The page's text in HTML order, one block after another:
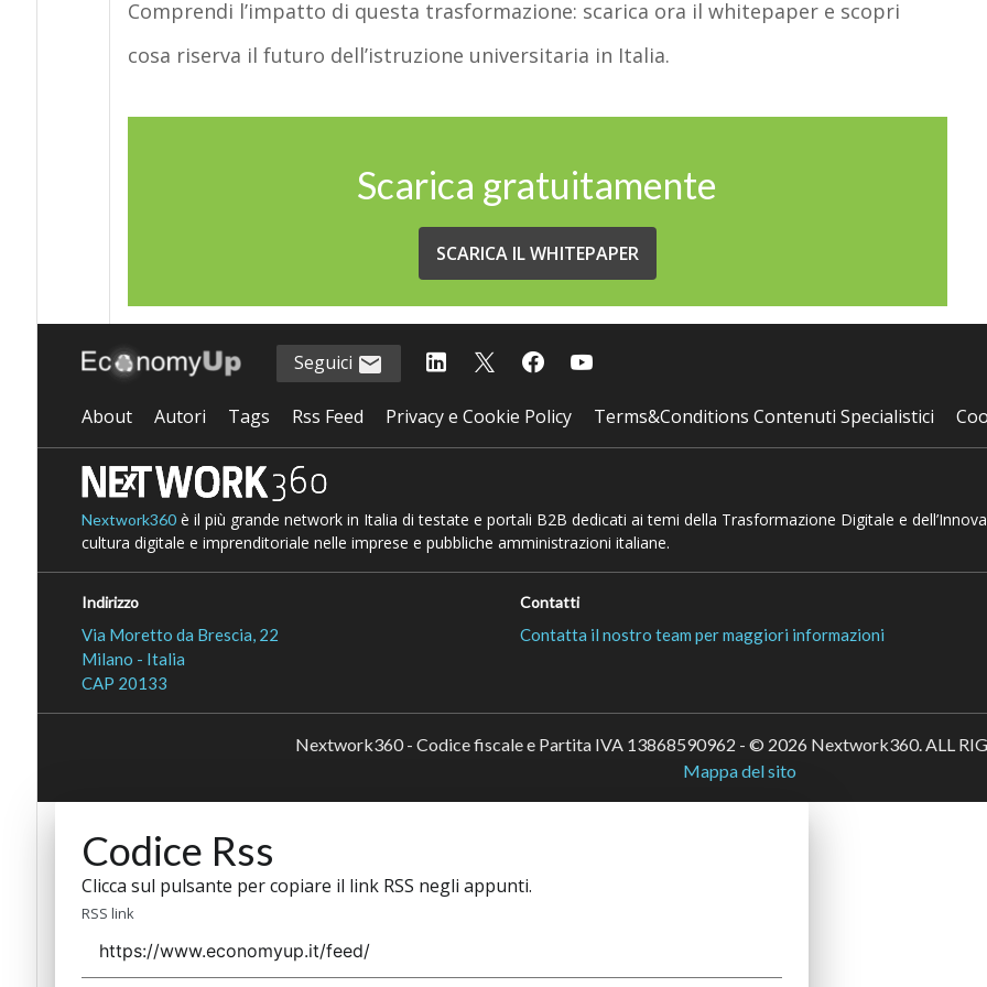
Comprendi l’impatto di questa trasformazione: scarica ora il whitepapere scopri
cosa riserva il futuro dell’istruzione universitaria in Italia.
Scarica gratuitamente
SCARICA IL WHITEPAPER
Seguici
About Autori Tags Rss Feed Privacy e Cookie Policy Terms&Conditions Contenuti Specialistici
Nextwork360è il più grande network in Italia di testate e portali B2B dedicati ai temi della Trasformazione Digitale e
cultura digitale e imprenditoriale nelle imprese e pubbliche amministrazioni italiane.
Indirizzo
Via Moretto da Brescia, 22
Milano - Italia
CAP 20133
Contatti
Contatta il nostro team per maggiori informazioni
Nextwork360 - Codice fiscale e Partita IVA 13868590962 - © 2026 Nextwork360. ALL
Mappa del sito
Codice Rss
Clicca sul pulsante per copiare il link RSS negli appunti.
RSS link